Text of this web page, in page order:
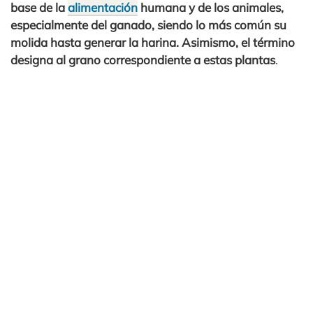
base de laalimentación humana y de los animales,
especialmente del ganado, siendo lo más común su
molida hasta generar la harina. Asimismo, el término
designa al grano correspondiente a estas plantas.